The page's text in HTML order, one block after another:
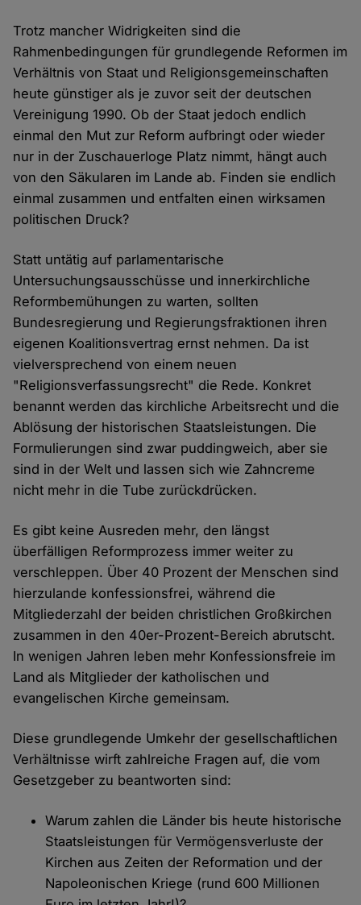
Trotz mancher Widrigkeiten sind die
Rahmenbedingungen für grundlegende Reformen im
Verhältnis von Staat und Religionsgemeinschaften
heute günstiger als je zuvor seit der deutschen
Vereinigung 1990. Ob der Staat jedoch endlich
einmal den Mut zur Reform aufbringt oder wieder
nur in der Zuschauerloge Platz nimmt, hängt auch
von den Säkularen im Lande ab. Finden sie endlich
einmal zusammen und entfalten einen wirksamen
politischen Druck?
Statt untätig auf parlamentarische
Untersuchungsausschüsse und innerkirchliche
Reformbemühungen zu warten, sollten
Bundesregierung und Regierungsfraktionen ihren
eigenen Koalitionsvertrag ernst nehmen. Da ist
vielversprechend von einem neuen
"Religionsverfassungsrecht" die Rede. Konkret
benannt werden das kirchliche Arbeitsrecht und die
Ablösung der historischen Staatsleistungen. Die
Formulierungen sind zwar puddingweich, aber sie
sind in der Welt und lassen sich wie Zahncreme
nicht mehr in die Tube zurückdrücken.
Es gibt keine Ausreden mehr, den längst
überfälligen Reformprozess immer weiter zu
verschleppen. Über 40 Prozent der Menschen sind
hierzulande konfessionsfrei, während die
Mitgliederzahl der beiden christlichen Großkirchen
zusammen in den 40er-Prozent-Bereich abrutscht.
In wenigen Jahren leben mehr Konfessionsfreie im
Land als Mitglieder der katholischen und
evangelischen Kirche gemeinsam.
Diese grundlegende Umkehr der gesellschaftlichen
Verhältnisse wirft zahlreiche Fragen auf, die vom
Gesetzgeber zu beantworten sind:
Warum zahlen die Länder bis heute historische
Staatsleistungen für Vermögensverluste der
Kirchen aus Zeiten der Reformation und der
Napoleonischen Kriege (rund 600 Millionen